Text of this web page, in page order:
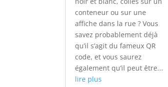
conteneur ou sur une
affiche dans la rue ? Vous
savez probablement déjà
qu’il s’agit du fameux QR
code, et vous saurez
également qu’il peut être...
lire plus